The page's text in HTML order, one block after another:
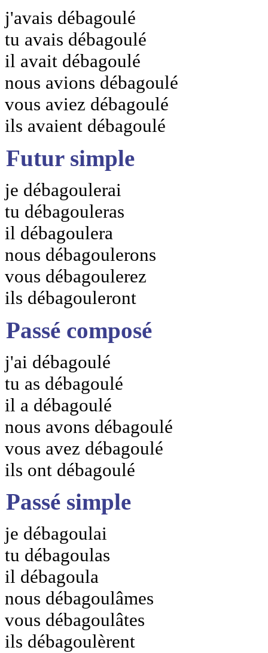
j'avais débagoulé
tu avais débagoulé
il avait débagoulé
nous avions débagoulé
vous aviez débagoulé
ils avaient débagoulé
Futur simple
je débagoulerai
tu débagouleras
il débagoulera
nous débagoulerons
vous débagoulerez
ils débagouleront
Passé composé
j'ai débagoulé
tu as débagoulé
il a débagoulé
nous avons débagoulé
vous avez débagoulé
ils ont débagoulé
Passé simple
je débagoulai
tu débagoulas
il débagoula
nous débagoulâmes
vous débagoulâtes
ils débagoulèrent